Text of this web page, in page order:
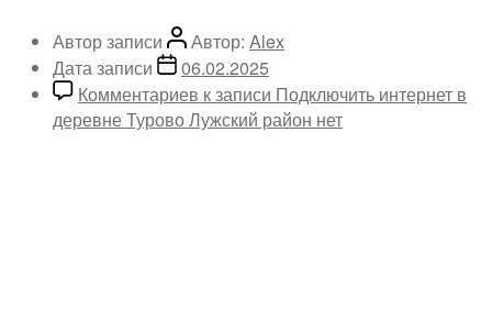
Автор записи Автор: Alex
Дата записи
06.02.2025
Комментариев к записи Подключить интернет в
деревне Турово Лужский район нет